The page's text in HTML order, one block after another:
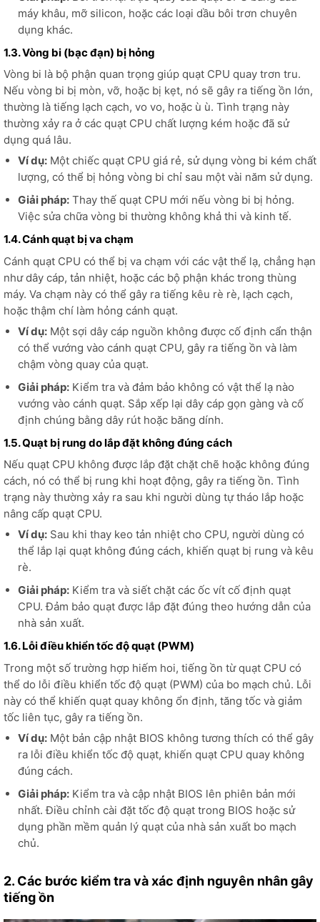
máy khâu, mỡ silicon, hoặc các loại dầu bôi trơn chuyên
dụng khác.
1.3. Vòng bi (bạc đạn) bị hỏng
Vòng bi là bộ phận quan trọng giúp quạt CPU quay trơn tru.
Nếu vòng bi bị mòn, vỡ, hoặc bị kẹt, nó sẽ gây ra tiếng ồn lớn,
thường là tiếng lạch cạch, vo vo, hoặc ù ù. Tình trạng này
thường xảy ra ở các quạt CPU chất lượng kém hoặc đã sử
dụng quá lâu.
Ví dụ:Một chiếc quạt CPU giá rẻ, sử dụng vòng bi kém chất
lượng, có thể bị hỏng vòng bi chỉ sau một vài năm sử dụng.
Giải pháp:Thay thế quạt CPU mới nếu vòng bi bị hỏng.
Việc sửa chữa vòng bi thường không khả thi và kinh tế.
1.4. Cánh quạt bị va chạm
Cánh quạt CPU có thể bị va chạm với các vật thể lạ, chẳng hạn
như dây cáp, tản nhiệt, hoặc các bộ phận khác trong thùng
máy. Va chạm này có thể gây ra tiếng kêu rè rè, lạch cạch,
hoặc thậm chí làm hỏng cánh quạt.
Ví dụ:Một sợi dây cáp nguồn không được cố định cẩn thận
có thể vướng vào cánh quạt CPU, gây ra tiếng ồn và làm
chậm vòng quay của quạt.
Giải pháp:Kiểm tra và đảm bảo không có vật thể lạ nào
vướng vào cánh quạt. Sắp xếp lại dây cáp gọn gàng và cố
định chúng bằng dây rút hoặc băng dính.
1.5. Quạt bị rung do lắp đặt không đúng cách
Nếu quạt CPU không được lắp đặt chặt chẽ hoặc không đúng
cách, nó có thể bị rung khi hoạt động, gây ra tiếng ồn. Tình
trạng này thường xảy ra sau khi người dùng tự tháo lắp hoặc
nâng cấp quạt CPU.
Ví dụ:Sau khi thay keo tản nhiệt cho CPU, người dùng có
thể lắp lại quạt không đúng cách, khiến quạt bị rung và kêu
rè.
Giải pháp:Kiểm tra và siết chặt các ốc vít cố định quạt
CPU. Đảm bảo quạt được lắp đặt đúng theo hướng dẫn của
nhà sản xuất.
1.6. Lỗi điều khiển tốc độ quạt (PWM)
Trong một số trường hợp hiếm hoi, tiếng ồn từ quạt CPU có
thể do lỗi điều khiển tốc độ quạt (PWM) của bo mạch chủ. Lỗi
này có thể khiến quạt quay không ổn định, tăng tốc và giảm
tốc liên tục, gây ra tiếng ồn.
Ví dụ:Một bản cập nhật BIOS không tương thích có thể gây
ra lỗi điều khiển tốc độ quạt, khiến quạt CPU quay không
đúng cách.
Giải pháp:Kiểm tra và cập nhật BIOS lên phiên bản mới
nhất. Điều chỉnh cài đặt tốc độ quạt trong BIOS hoặc sử
dụng phần mềm quản lý quạt của nhà sản xuất bo mạch
chủ.
2. Các bước kiểm tra và xác định nguyên nhân gây
tiếng ồn